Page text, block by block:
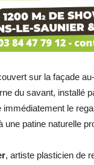
sur la façade
du savant, installé
immédiatement le
patine naturelle
, artiste plasticien de